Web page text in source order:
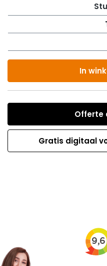
In
Offerte
Gratis digitaal